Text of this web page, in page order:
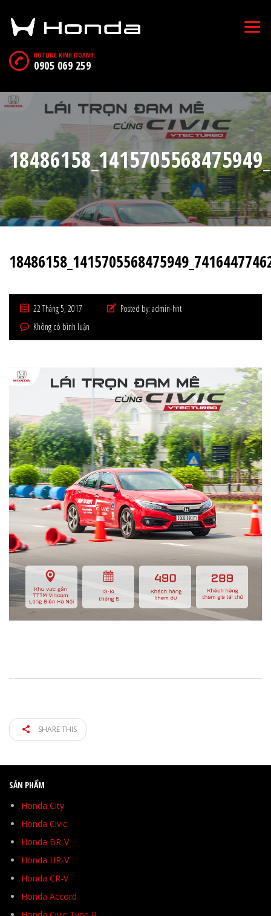
HOTLINE KINH DOANH:
0905 069 259
22 Tháng 5, 2017 Posted by: admin-hnt
Không có bình luận
SHARE THIS
SẢN PHẨM
Honda City
Honda Civic
Honda BR-V
Honda HR-V
Honda CR-V
Honda Accord